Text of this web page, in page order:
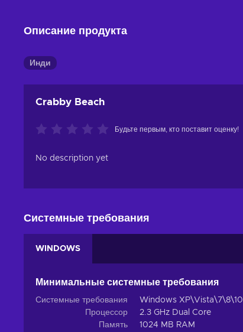
Описание продукта
Инди
Crabby Beach
Будьте первым, кто поставит оценку!
No description yet
Системные требования
WINDOWS
Минимальные системные требования
Системные требования
Windows XP\Vista\7\8\10
Процессор
2.3 GHz Dual Core
Память
1024 MB RAM